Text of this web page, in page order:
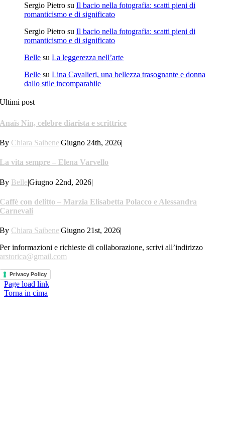
Sergio Pietro su Il bacio nella fotografia: scatti pieni di
romanticismo e di significato
Sergio Pietro su Il bacio nella fotografia: scatti pieni di
romanticismo e di significato
Belle su La leggerezza nell’arte
Belle su Lina Cavalieri, una bellezza trasognante e donna
dallo stile incomparabile
Ultimi post
Anaïs Nin, celebre diarista e scrittrice
By Chiara Saibene|Giugno 24th, 2026|
La vita sempre – Elena Varvello
By Belle|Giugno 22nd, 2026|
Caffè con delitto – Marzia Elisabetta Polacco e Alessandra
Carnevali
By Chiara Saibene|Giugno 21st, 2026|
Per informazioni e richieste di collaborazione, scrivi all’indirizzo
arstorica@gmail.com
Privacy Policy
Page load link
Torna in cima